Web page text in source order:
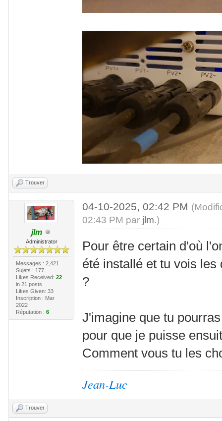
Trouver
jlm
Administrator
Messages : 2,421
Sujets : 177
Likes Received: 22
in 21 posts
Likes Given: 33
Inscription : Mar
2022
Réputation : 6
04-10-2025, 02:42 PM
02:43 PM par jlm.)
Pour être certain d'où
été installé et tu vois
?
J'imagine que tu
pour que je puisse
Comment vous tu les
Jean-Luc
Trouver